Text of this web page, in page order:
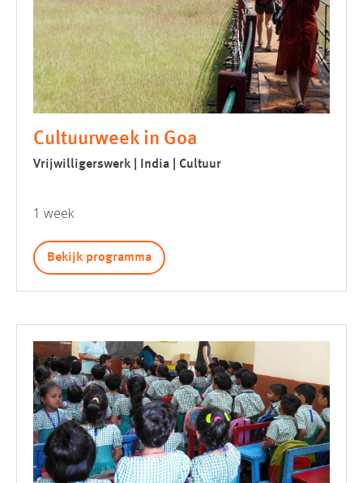
Cultuurweek in Goa
Vrijwilligerswerk | India | Cultuur
1 week
Bekijk programma